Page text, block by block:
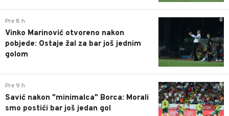
0
Pre 8 h
Vinko Marinović otvoreno nakon
pobjede: Ostaje žal za bar još jednim
golom
0
Pre 9 h
Savić nakon "minimalca" Borca: Morali
smo postići bar još jedan gol